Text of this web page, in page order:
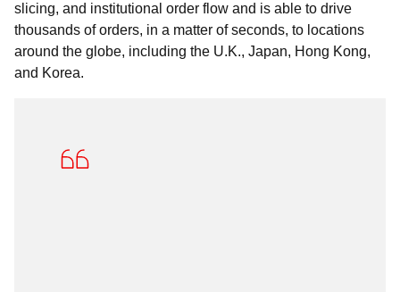
slicing, and institutional order flow and is able to drive
thousands of orders, in a matter of seconds, to locations
around the globe, including the U.K., Japan, Hong Kong,
and Korea.